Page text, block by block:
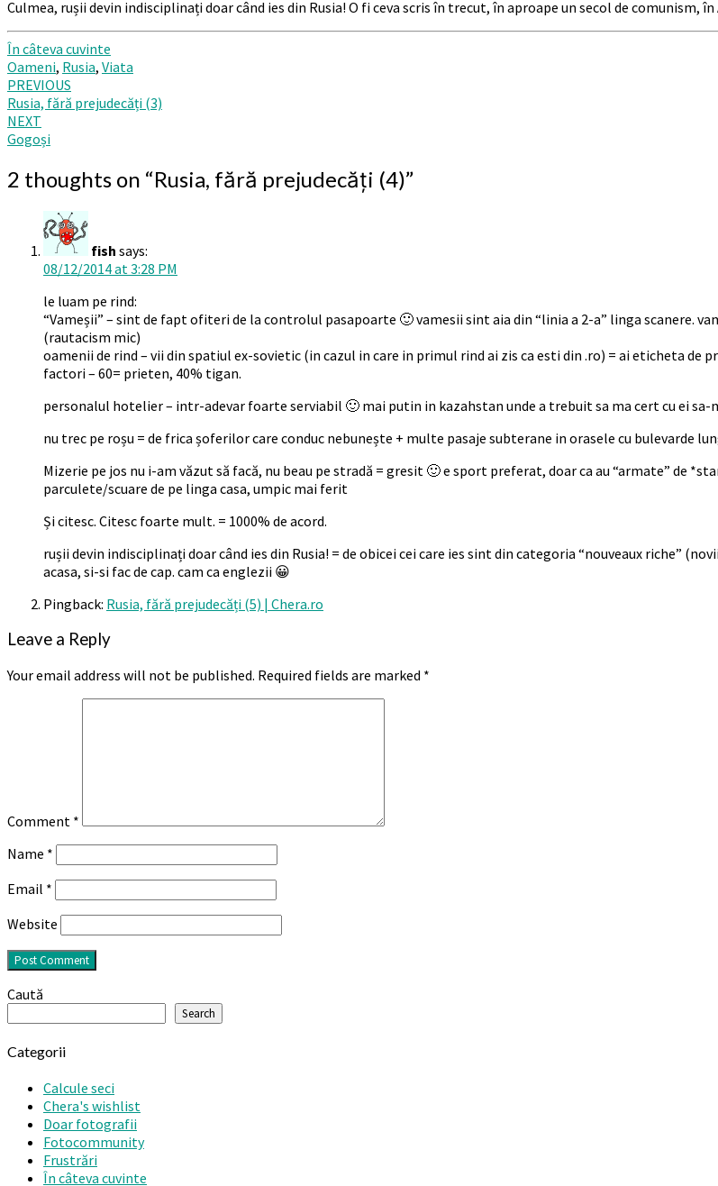
Culmea, rușii devin indisciplinați doar când ies din Rusia! O fi ceva scris în trecut, în aproape un secol de comunism,
În câteva cuvinte
Oameni, Rusia, Viata
Post
navigation
PREVIOUS
Rusia, fără prejudecăți (3)
NEXT
Gogoși
2 thoughts on “Rusia, fără prejudecăți (4)”
fish says:
08/12/2014 at 3:28 PM
le luam pe rind:
“Vameșii” – sint de fapt ofiteri de la controlul pasapoarte 🙂 vamesii sint aia din “linia a 2-a” linga scanere.
(rautacism mic)
oamenii de rind – vii din spatiul ex-sovietic (in cazul in care in primul rind ai zis ca esti din .ro) = ai eticheta de
factori – 60= prieten, 40% tigan.
personalul hotelier – intr-adevar foarte serviabil 🙂 mai putin in kazahstan unde a trebuit sa ma cert cu ei sa-
nu trec pe roșu = de frica șoferilor care conduc nebunește + multe pasaje subterane in orasele cu bulevarde
Mizerie pe jos nu i-am văzut să facă, nu beau pe stradă = gresit 🙂 e sport preferat, doar ca au “armate” de
parculete/scuare de pe linga casa, umpic mai ferit
Și citesc. Citesc foarte mult. = 1000% de acord.
rușii devin indisciplinați doar când ies din Rusia! = de obicei cei care ies sint din categoria “nouveaux riche”
acasa, si-si fac de cap. cam ca englezii 😀
Pingback: Rusia, fără prejudecăți (5) | Chera.ro
Leave a Reply
Your email address will not be published. Required fields are marked *
Comment *
Name *
Email *
Website
Caută
Search
Categorii
Calcule seci
Chera's wishlist
Doar fotografii
Fotocommunity
Frustrări
În câteva cuvinte